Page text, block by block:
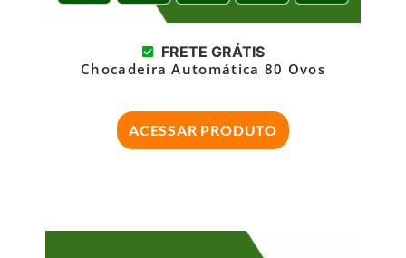
FRETE GRÁTIS
Chocadeira Automática 80 Ovos
ACESSAR PRODUTO